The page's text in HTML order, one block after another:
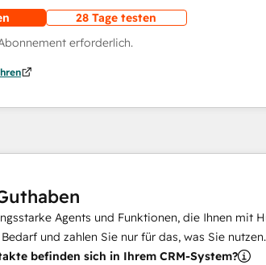
28 Tage testen
erforderlich.
Agents und Funktionen, die Ihnen mit
und zahlen Sie nur für das, was Sie nutzen.
befinden sich in Ihrem CRM-System?